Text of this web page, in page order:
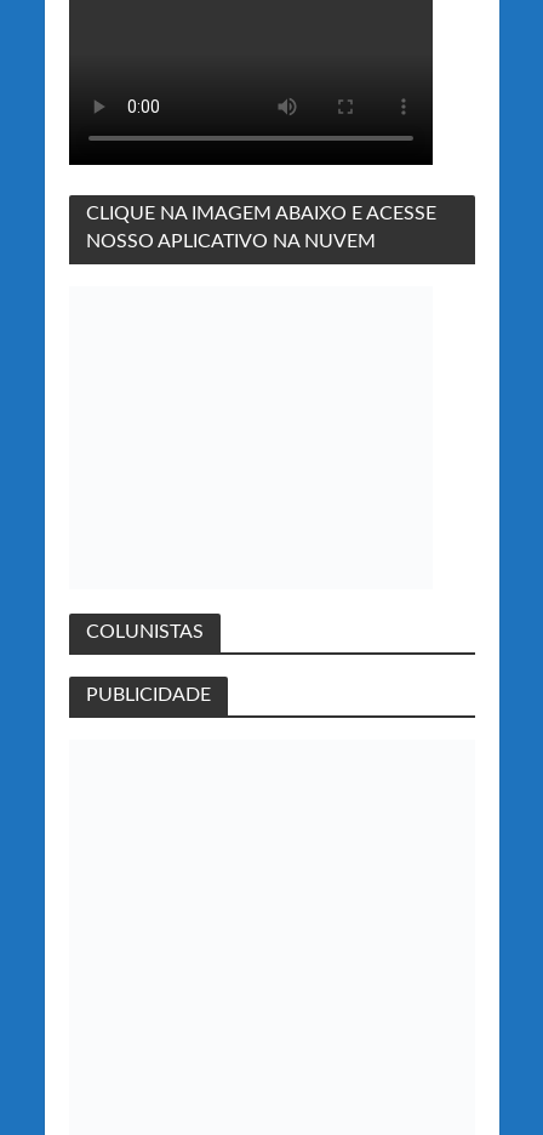
CLIQUE NA IMAGEM ABAIXO E ACESSE
NOSSO APLICATIVO NA NUVEM
COLUNISTAS
PUBLICIDADE